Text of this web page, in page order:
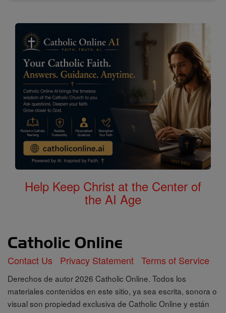
Help Keep Christ at the Center of
the AI Age
Contact Us Privacy Statement Terms of Service
Derechos de autor 2026 Catholic Online. Todos los
materiales contenidos en este sitio, ya sea escrita, sonora o
visual son propiedad exclusiva de Catholic Online y están